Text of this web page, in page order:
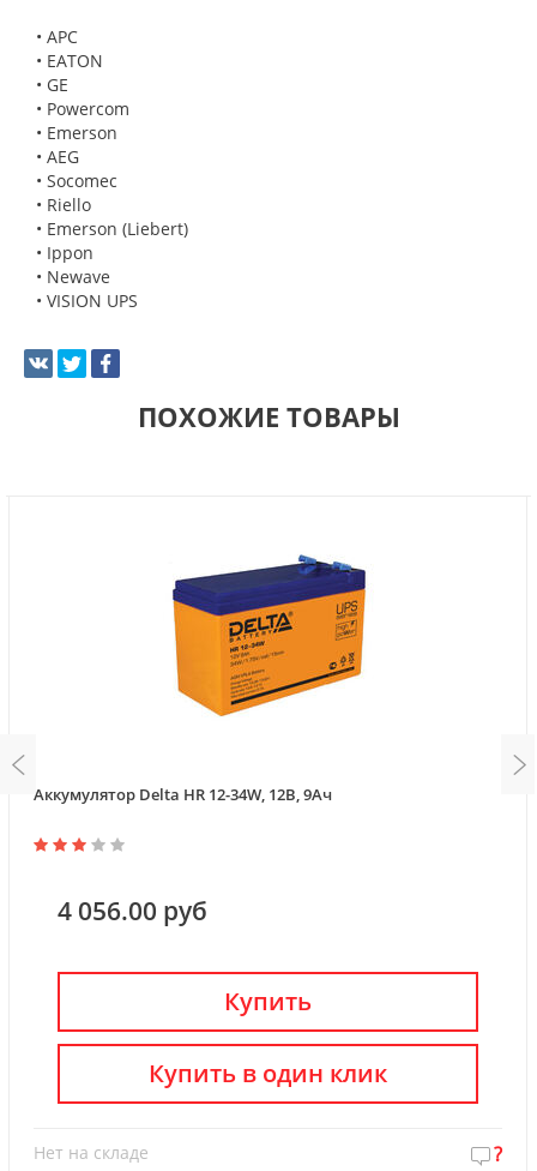
• APC
• EATON
• GE
• Powercom
• Emerson
• AEG
• Socomec
• Riello
• Emerson (Liebert)
• Ippon
• Newave
• VISION UPS
ПОХОЖИЕ ТОВАРЫ
Аккумулятор Delta HR 12-34W, 12В, 9Ач
4 056.00 руб
Купить
Нет на складе ?
Купить в один клик